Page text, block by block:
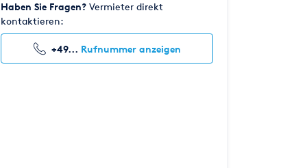
Haben Sie Fragen? Vermieter direkt
kontaktieren:
+49... Rufnummer anzeigen